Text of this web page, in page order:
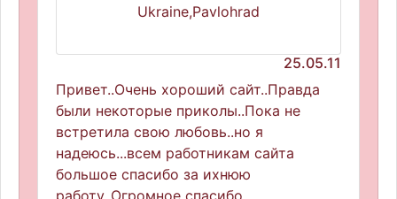
Ukraine,Pavlohrad
25.05.11
Привет..Очень хороший сайт..Правда
были некоторые приколы..Пока не
встретила свою любовь..но я
надеюсь...всем работникам сайта
большое спасибо за ихнюю
работу..Огромное спасибо